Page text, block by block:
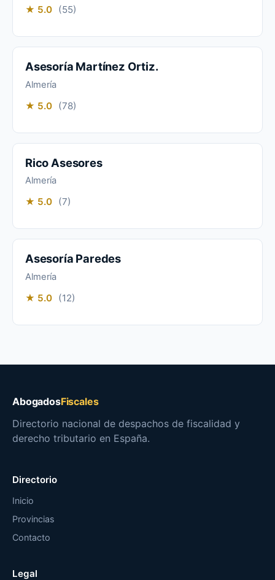
★ 5.0 (55)
Asesoría Martínez Ortiz.
Almería
★ 5.0 (78)
Rico Asesores
Almería
★ 5.0 (7)
Asesoría Paredes
Almería
★ 5.0 (12)
AbogadosFiscales
Directorio nacional de despachos de fiscalidad y
derecho tributario en España.
Directorio
Inicio
Provincias
Contacto
Legal